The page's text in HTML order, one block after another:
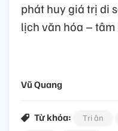
phát huy giá trị di
lịch văn hóa –
Vũ Quang
Từ khóa: Tri ân